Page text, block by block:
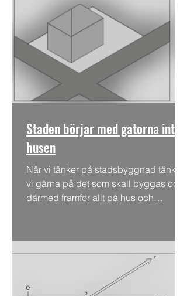
Staden börjar med gatorna inte
husen
När vi tänker på stadsbyggnad tänker
vi gärna på det som skall byggas och
därmed framför allt på hus och